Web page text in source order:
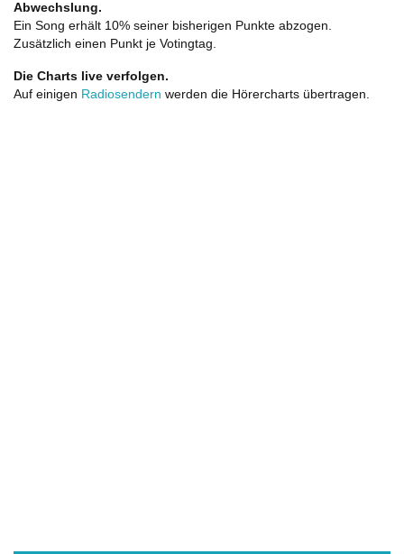
Abwechslung.
Ein Song erhält 10% seiner bisherigen Punkte abzogen.
Zusätzlich einen Punkt je Votingtag.
Die Charts live verfolgen.
Auf einigen Radiosendern werden die Hörercharts übertragen.